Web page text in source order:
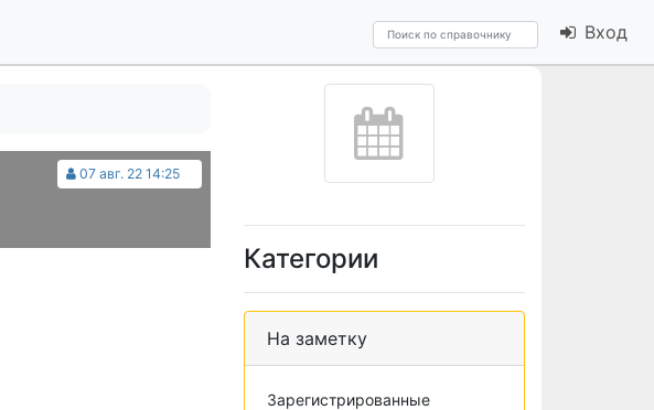
Вход
07 авг. 22 14:25
Категории
На заметку
Зарегистрированные